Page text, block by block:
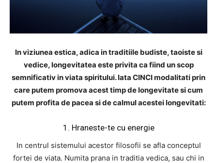
In viziunea estica, adica in traditiile budiste, taoiste si
vedice, longevitatea este privita ca fiind un scop
semnificativ in viata spiritului. Iata CINCI modalitati prin
care putem promova acest timp de longevitate si cum
putem profita de pacea si de calmul acestei longevitati:
1. Hraneste-te cu energie
In centrul sistemului acestor filosofii se afla conceptul
fortei de viata. Numita prana in traditia vedica, sau chi in